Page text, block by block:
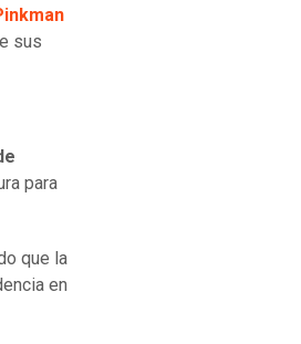
sus
para
que la
en